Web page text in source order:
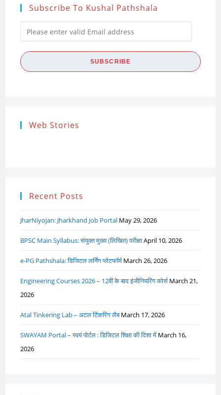
Subscribe To Kushal Pathshala
Please
enter
valid
Email
SUBSCRIBE
Web Stories
Research
Ethics (शोध
Recent Posts
JharNiyojan: Jharkhand Job Portal May 29, 2026
BPSC Main Syllabus: संयुक्त मुख्य (लिखित) परीक्षाApril 10, 2026
e-PG Pathshala: डिजिटल लर्निंग प्लेटफॉर्म March 26, 2026
Engineering Courses 2026 – 12वीं के बाद इंजीनियरिंग कोर्स March 21,
2026
Atal Tinkering Lab – अटल टिंकरिंग लैब March 17, 2026
SWAYAM Portal – स्वयं पोर्टल : डिजिटल शिक्षा की दिशा में March 16,
2026